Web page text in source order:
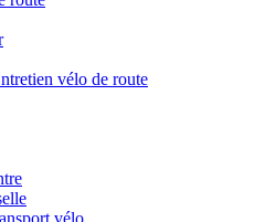
vélo de route
vélo